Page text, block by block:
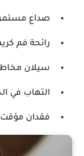
صداع
رائحة فم
سيلان مخاط
التهاب في
فقدان